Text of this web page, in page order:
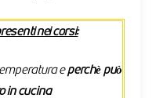
nei corsi:
eperchè può
in cucina